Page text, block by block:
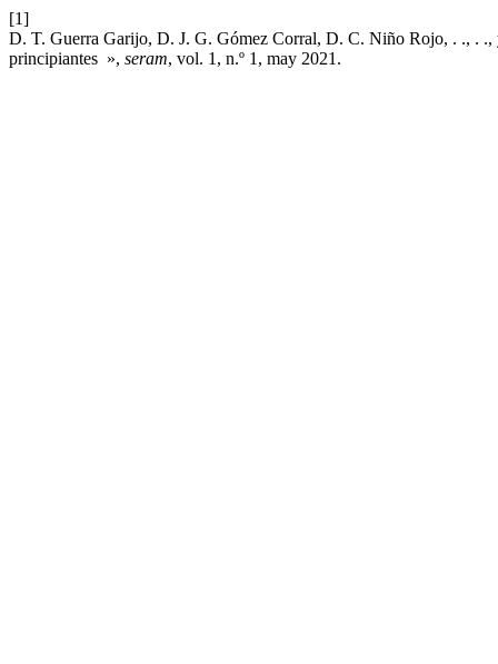
[1]
D. T. Guerra Garijo, D. J. G. Gómez Corral, D. C. Niño Rojo, . ., .
principiantes », seram, vol. 1, n.º 1, may 2021.